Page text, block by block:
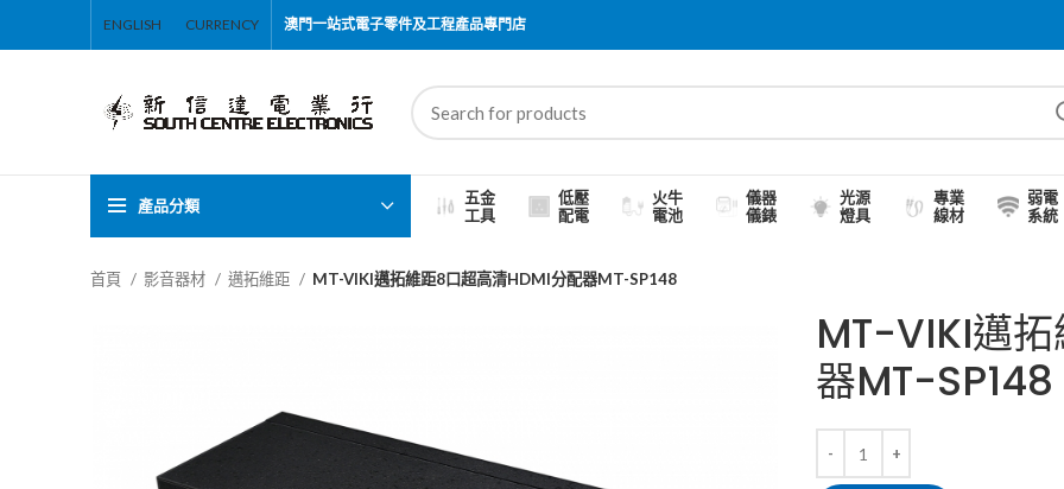
ENGLISH CURRENCY 澳門一站式電子零件及工程產品專門店
產品分類
五金
工具
低壓
配電
火牛
電池
儀器
儀錶
光源
燈具
專業
線材
弱電
系統
首頁 影音器材 邁拓維距 MT-VIKI邁拓維距8口超高清HDMI分配器MT-SP148
MT-VIKI邁
器MT-SP148